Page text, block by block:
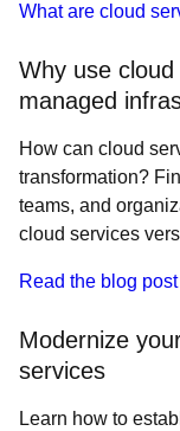
What are cloud
Why use
managed
How can cloud
transformation?
teams, and
cloud services
Read the blog post
Modernize
services
Learn how to